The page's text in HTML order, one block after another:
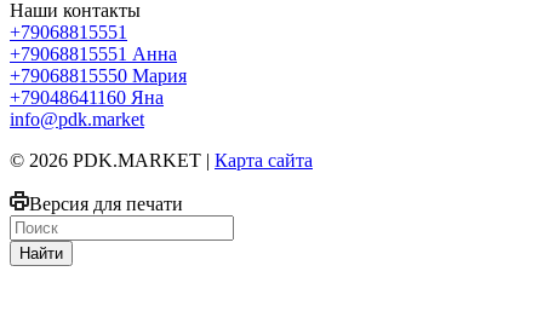
Наши контакты
+79068815551
+79068815551 Анна
+79068815550 Мария
+79048641160 Яна
info@pdk.market
© 2026 PDK.MARKET | Карта сайта
Версия для печати
Найти